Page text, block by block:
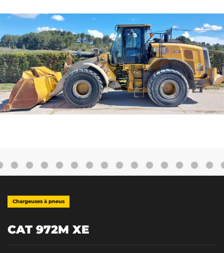
Chargeuses à pneus
CAT 972M XE